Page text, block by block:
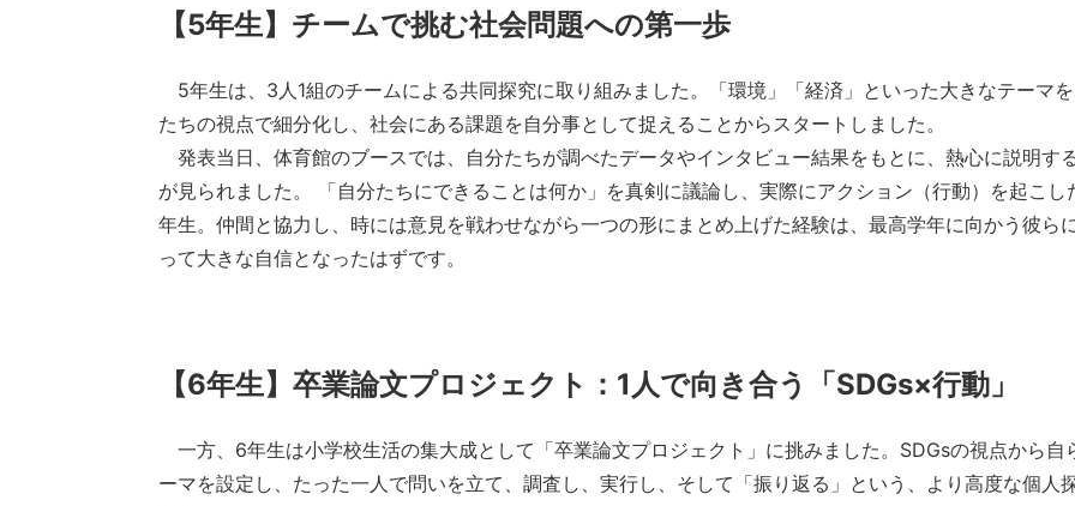
【5年生】チームで挑む社会問題への第一歩
5年生は、3人1組のチームによる共同探究に取り組みました。「環境」「経済」といった大きなテーマ
たちの視点で細分化し、社会にある課題を自分事として捉えることからスタートしました。
発表当日、体育館のブースでは、自分たちが調べたデータやインタビュー結果をもとに、熱心に説明す
が見られました。 「自分たちにできることは何か」を真剣に議論し、実際にアクション（行動）を起こし
年生。仲間と協力し、時には意見を戦わせながら一つの形にまとめ上げた経験は、最高学年に向かう彼ら
って大きな自信となったはずです。
【6年生】卒業論文プロジェクト：1人で向き合う「SDGs×行動」
一方、6年生は小学校生活の集大成として「卒業論文プロジェクト」に挑みました。SDGsの視点から自
ーマを設定し、たった一人で問いを立て、調査し、実行し、そして「振り返る」という、より高度な個人